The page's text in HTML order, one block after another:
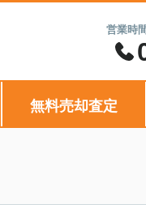
営業時
無料売却査定